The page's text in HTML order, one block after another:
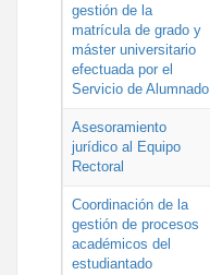
gestión de la
matrícula de grado y
máster universitario
efectuada por el
Servicio de Alumnado
Asesoramiento
jurídico al Equipo
Rectoral
Coordinación de la
gestión de procesos
académicos del
estudiantado